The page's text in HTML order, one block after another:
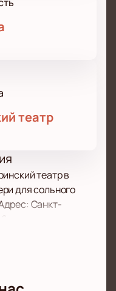
театр
театр в
для сольного
Санкт-
альбома «Год